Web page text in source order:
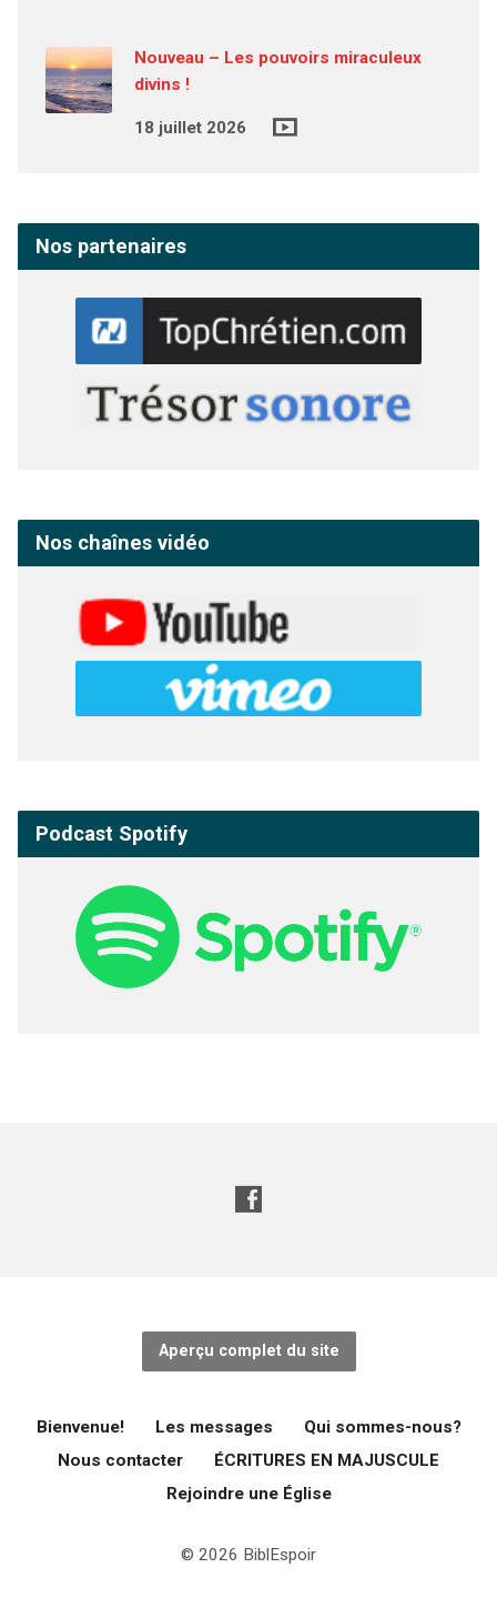
Nouveau – Les pouvoirs miraculeux
divins !
18 juillet 2026
Nos partenaires
Nos chaînes vidéo
Podcast Spotify
Aperçu complet du site
Bienvenue! Les messages
Qui sommes-nous?
Nous contacter
ÉCRITURES EN MAJUSCULE
Rejoindre une Église
© 2026 BiblEspoir